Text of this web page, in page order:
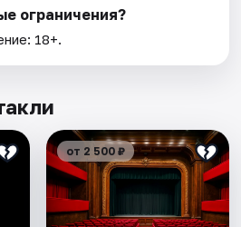
ограничения?
18+.
от 2 500 ₽